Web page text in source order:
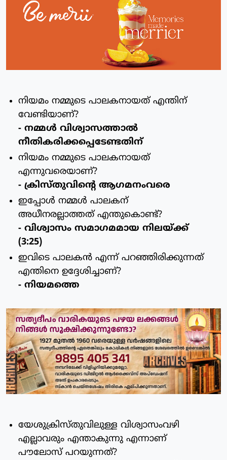
നിയമം നമ്മുടെ പാലകനായത് എന്തിന്
വേണ്ടിയാണ്?
- നമ്മള്‍ വിശ്വാസത്താല്‍
നീതികരിക്കപ്പെടേണ്ടതിന്
നിയമം നമ്മുടെ പാലകനായത്
എന്നുവരെയാണ്?
- ക്രിസ്തുവിന്റെ ആഗമനംവരെ
ഇപ്പോള്‍ നമ്മള്‍ പാലകന്
അധീനരല്ലാത്തത് എന്തുകൊണ്ട്?
- വിശ്വാസം സമാഗമമായ നിലയ്ക്ക്
(3:25)
ഇവിടെ പാലകന്‍ എന്ന് പറഞ്ഞിരിക്കുന്നത്
എന്തിനെ ഉദ്ദേശിച്ചാണ്?
- നിയമത്തെ
യേശുക്രിസ്തുവിലുള്ള വിശ്വാസംവഴി
എല്ലാവരും എന്താകുന്നു എന്നാണ്
പൗലോസ് പറയുന്നത്?